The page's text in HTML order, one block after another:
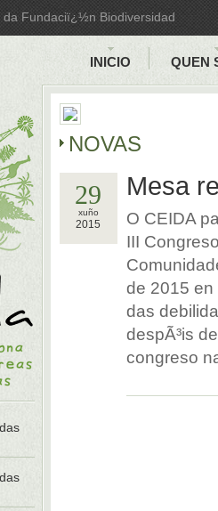
Fundaciï¿½n Biodiversidad
INICIO QUEN
NOVAS
29
xuño
2015
Mesa
O CEIDA
III
de 2015 en
das
despÃ³is
congreso